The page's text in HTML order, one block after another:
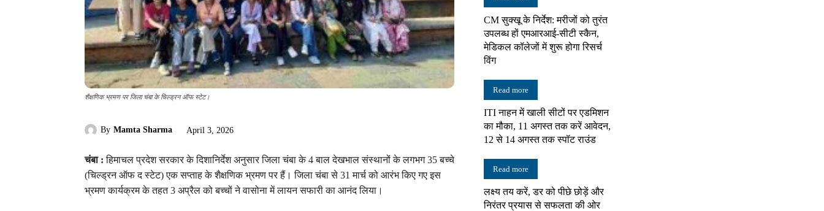
शैक्षणिक भ्रमण पर जिला चंबा के चिल्ड्रन ऑफ स्टेट।
By Mamta Sharma April 3, 2026
चंबा : हिमाचल प्रदेश सरकार के दिशानिर्देश अनुसार जिला चंबा के 4 बाल देखभाल संस्थानों के लगभग 35 बच्चे
(चिल्ड्रन ऑफ द स्टेट) एक सप्ताह के शैक्षणिक भ्रमण पर हैं। जिला चंबा से 31 मार्च को आरंभ किए गए इस
भ्रमण कार्यक्रम के तहत 3 अप्रैल को बच्चों ने वासोना में लायन सफारी का आनंद लिया।
CM सुक्खू के निर्देश: मरीजों को तुरंत
उपलब्ध हों एमआरआई-सीटी स्कैन,
मेडिकल कॉलेजों में शुरू होगा रिसर्च
विंग
Read more
ITI नाहन में खाली सीटों पर एडमिशन
का मौका, 11 अगस्त तक करें आवेदन,
12 से 14 अगस्त तक स्पॉट राउंड
Read more
लक्ष्य तय करें, डर को पीछे छोड़ें और
निरंतर प्रयास से सफलता की ओर